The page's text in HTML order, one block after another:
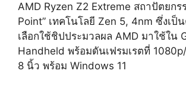
AMD Ryzen Z2 Extreme สถาปัตยกร
Point” เทคโนโลยี Zen 5, 4nm ซึ่งเป็
เลือกใช้ชิปประมวลผล AMD มาใช้ใน
Handheld พร้อมดันเฟรมเรตที่
8 นิ้ว พร้อม Windows 11